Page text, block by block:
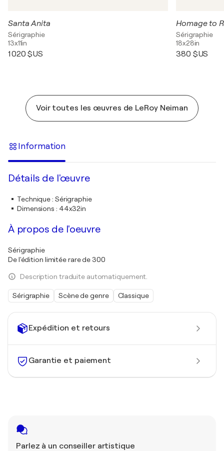
Expédition et retours
Garantie et paiement
Parlez à un conseiller artistique
Santa Anita
Sérigraphie
13x11in
1 020 $US
Homage to
Sérigraphie
18x28in
380 $US
Voir toutes les œuvres de LeRoy Neiman
Information
Détails de l'œuvre
Technique: Sérigraphie
Dimensions : 44x32in
À propos de l'oeuvre
Sérigraphie
De l'édition limitée rare de 300
Description traduite automatiquement.
Sérigraphie Scène de genre Classique